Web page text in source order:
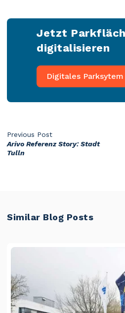
Jetzt
digitalisieren
Digitales
Previous Post
Arivo Referenz Story: Stadt
Tulln
Similar Blog Posts